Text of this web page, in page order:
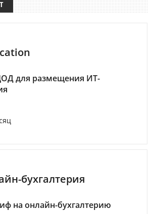
для размещения ИТ-
бухгалтерия
на онлайн-бухгалтерию